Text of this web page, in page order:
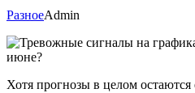
РазноеAdmin
Хотя прогнозы в целом